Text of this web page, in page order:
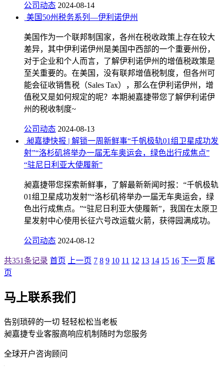
公司动态 2024-08-14
美国50州税务系列—伊利诺伊州
美国作为一个联邦制国家，各州在税收政策上存在较大
差异，其中伊利诺伊州是美国中西部的一个重要州份，
对于企业和个人而言，了解伊利诺伊州的增值税政策是
至关重要的。在美国，没有联邦增值税制度，但各州可
能会征收销售税（Sales Tax），那么在伊利诺伊州，增
值税又是如何规定的呢？本期昶嘉捷带您了解伊利诺伊
州的税收制度~
公司动态 2024-08-13
昶嘉捷快报 | 解锁一周新鲜事“千帆极轨01组卫星成功发
射”“洛杉矶将举办一届无车奥运会，绿色出行成焦点”
“驻尼日利亚大使履新”
昶嘉捷带您探索新鲜事，了解最新新闻时报：“千帆极轨
01组卫星成功发射”“洛杉矶将举办一届无车奥运会，绿
色出行成焦点。”“驻尼日利亚大使履新”，我国在太原卫
星发射中心使用长征六号改运载火箭，获得园满成功。
公司动态 2024-08-12
共351条记录 首页 上一页 7 8 9 10 11 12 13 14 15 16 下一页 尾
页
马上联系我们
告别琐碎的一切 轻轻松松当老板
昶嘉捷专业客服高响应机制随时为您服务
全球开户咨询顾问